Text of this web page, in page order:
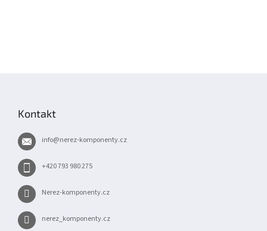
Kontakt
info@nerez-komponenty.cz
+420 793 980 275
Nerez-komponenty.cz
nerez_komponenty.cz